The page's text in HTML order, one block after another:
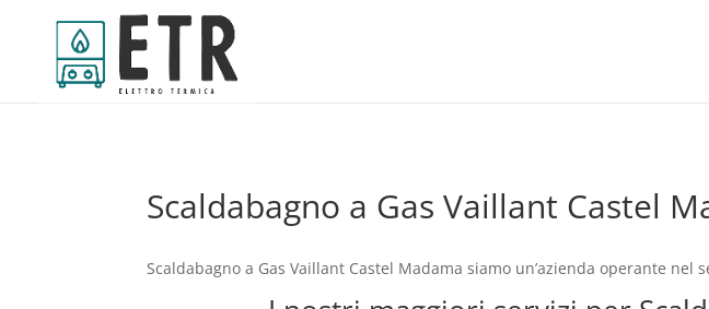
Scaldabagno a Gas Vaillant Castel
Scaldabagno a Gas Vaillant Castel Madama siamo un’azienda operante